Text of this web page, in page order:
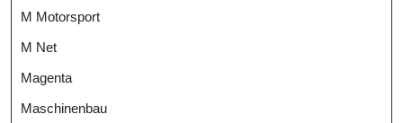
M Motorsport
M Net
Magenta
Maschinenbau